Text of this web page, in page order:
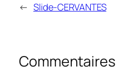
← Slide-CERVANTES
Commentaires